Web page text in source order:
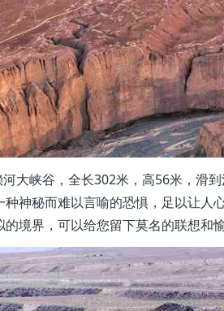
大峡谷，全长302米，高56米，滑
种神秘而难以言喻的恐惧，足以让
境界，可以给您留下莫名的联想和愉